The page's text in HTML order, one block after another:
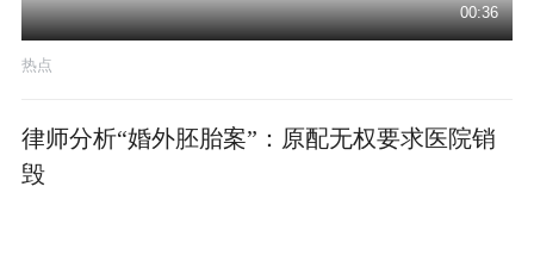
00:36
热点
律师分析“婚外胚胎案”：原配无权要求医院销
毁